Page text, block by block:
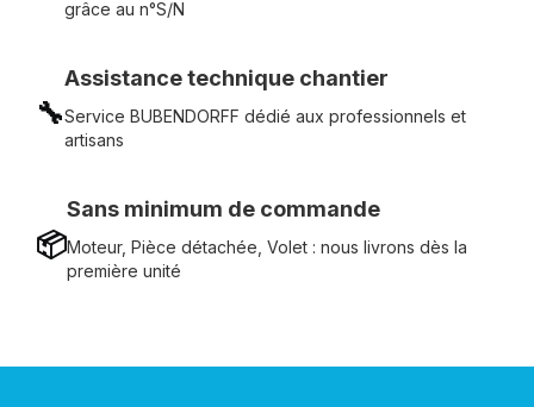
grâce au n°S/N
🔧
Assistance technique chantier
Service BUBENDORFF dédié aux professionnels et
artisans
📦
Sans minimum de commande
Moteur, Pièce détachée, Volet : nous livrons dès la
première unité